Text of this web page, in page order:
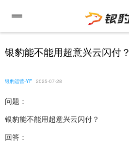
银豹能不能用超意兴云闪付？
银豹运营-YF 2025-07-28
问题：
银豹能不能用超意兴云闪付？
回答：